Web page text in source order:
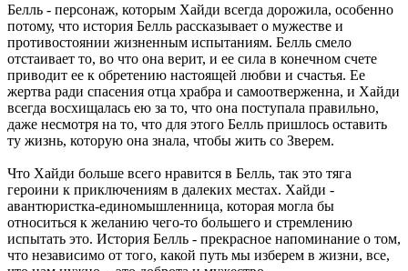
Белль - персонаж, которым Хайди всегда дорожила, особенно
потому, что история Белль рассказывает о мужестве и
противостоянии жизненным испытаниям. Белль смело
отстаивает то, во что она верит, и ее сила в конечном счете
приводит ее к обретению настоящей любви и счастья. Ее
жертва ради спасения отца храбра и самоотверженна, и Хайди
всегда восхищалась ею за то, что она поступала правильно,
даже несмотря на то, что для этого Белль пришлось оставить
ту жизнь, которую она знала, чтобы жить со Зверем.
Что Хайди больше всего нравится в Белль, так это тяга
героини к приключениям в далеких местах. Хайди -
авантюристка-единомышленница, которая могла бы
относиться к желанию чего-то большего и стремлению
испытать это. История Белль - прекрасное напоминание о том,
что независимо от того, какой путь мы изберем в жизни, все,